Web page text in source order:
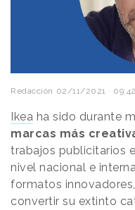
Redacción 02/11/2021 · 09:42
Ikea ha sido durante
marcas más
trabajos publicitarios
nivel nacional e
formatos
convertir su extinto